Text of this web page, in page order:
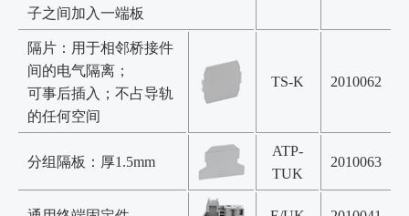
子之间加入一端板
隔片：用于相邻桥接件
间的电气隔离；
可事后插入；不占导轨
的任何空间
TS-K 2010062
分组隔板：厚1.5mm
ATP-
TUK
2010063